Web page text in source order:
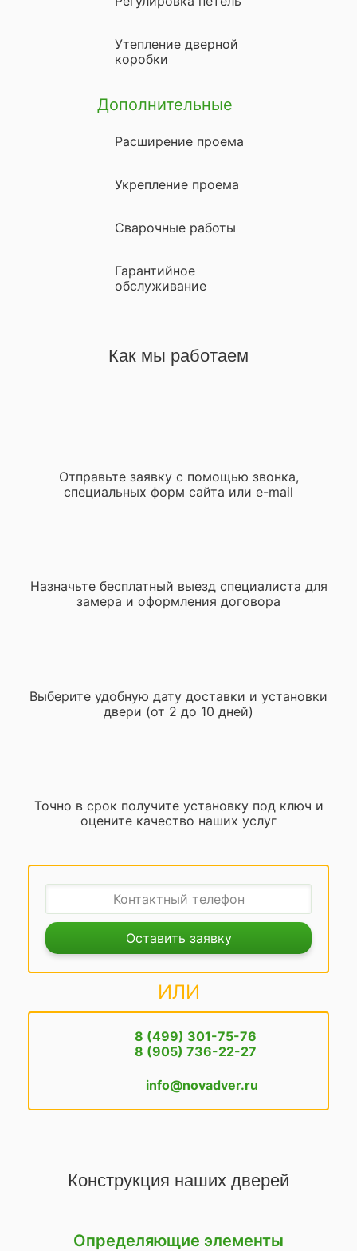
Утепление дверной
коробки
Дополнительные
Расширение проема
Укрепление проема
Сварочные работы
Гарантийное
обслуживание
Как мы работаем
Отправьте заявку с помощью звонка,
специальных форм сайта или e-mail
Назначьте бесплатный выезд специалиста для
замера и оформления договора
Выберите удобную дату доставки и установки
двери (от 2 до 10 дней)
Точно в срок получите установку под ключ и
оцените качество наших услуг
Оставить заявку
ИЛИ
8 (499) 301-75-76
8 (905) 736-22-27
info@novadver.ru
Конструкция наших дверей
Определяющие элементы